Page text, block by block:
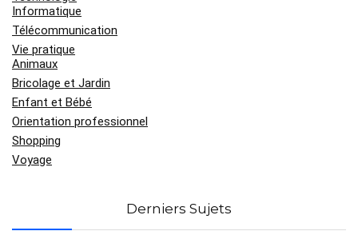
Informatique
Télécommunication
Vie pratique
Animaux
Bricolage et Jardin
Enfant et Bébé
Orientation professionnel
Shopping
Voyage
Derniers Sujets